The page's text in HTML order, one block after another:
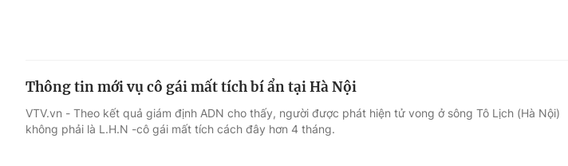
Thông tin mới vụ cô gái mất tích bí ẩn tại Hà Nội
VTV.vn - Theo kết quả giám định ADN cho thấy, người được phát hiện tử vong ở sông Tô Lịch (Hà Nội)
không phải là L.H.N -cô gái mất tích cách đây hơn 4 tháng.